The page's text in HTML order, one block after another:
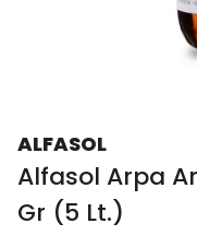
ALFASOL
Alfasol Arpa
Gr (5 Lt.)